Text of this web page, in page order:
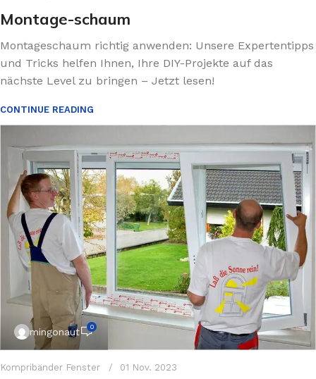
Montage-schaum
Montageschaum richtig anwenden: Unsere Expertentipps
und Tricks helfen Ihnen, Ihre DIY-Projekte auf das
nächste Level zu bringen – Jetzt lesen!
CONTINUE READING
mingonaut 0
Kompribänder Fenster 01 Nov. 2023